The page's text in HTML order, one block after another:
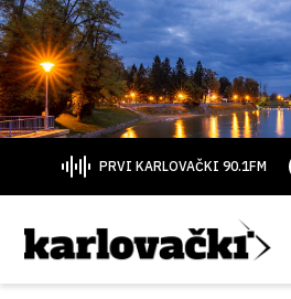
PRVI KARLOVAČKI 90.1FM